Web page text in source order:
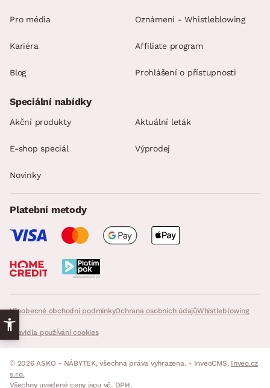
Pro média
Kariéra
Blog
Oznámení - Whistleblowing
Affiliate program
Prohlášení o přístupnosti
Všeobecné obchodní podmínkyOchrana osobních údajůWhistleblowing
Pravidla používání cookies
Speciální nabídky
Akční produkty Aktuální leták
E-shop speciál Výprodej
Novinky
Platební metody
© 2026 ASKO - NÁBYTEK, všechna práva vyhrazena. - InveoCMS, Inveo.cz
s.r.o.
Všechny uvedené ceny jsou vč. DPH.